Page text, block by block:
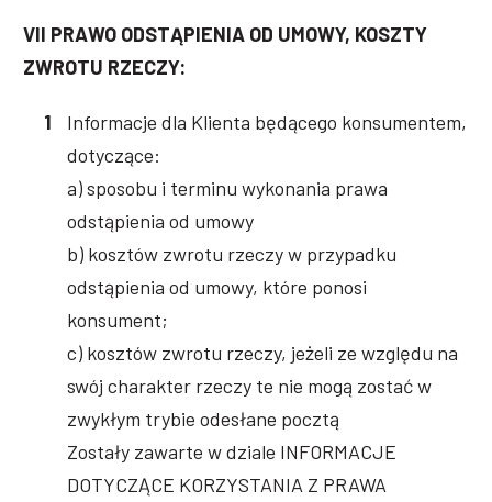
VII PRAWO ODSTĄPIENIA OD UMOWY, KOSZTY
ZWROTU RZECZY:
Informacje dla Klienta będącego konsumentem,
dotyczące:
a) sposobu i terminu wykonania prawa
odstąpienia od umowy
b) kosztów zwrotu rzeczy w przypadku
odstąpienia od umowy, które ponosi
konsument;
c) kosztów zwrotu rzeczy, jeżeli ze względu na
swój charakter rzeczy te nie mogą zostać w
zwykłym trybie odesłane pocztą
Zostały zawarte w dziale INFORMACJE
DOTYCZĄCE KORZYSTANIA Z PRAWA